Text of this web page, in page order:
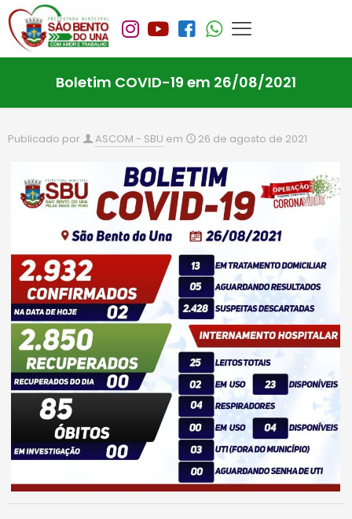
Boletim COVID-19 em 26/08/2021
Publicado por ASCOM - SBU em 26 de agosto de 2021